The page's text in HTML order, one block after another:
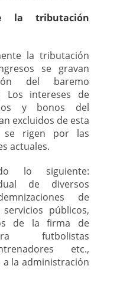
la tributación
la tributación
se gravan
del baremo
Los intereses de
y bonos del
excluidos de esta
se rigen por las
actuales.
lo siguiente:
de diversos
de
públicos,
de la firma de
futbolistas
etc.,
a la administración